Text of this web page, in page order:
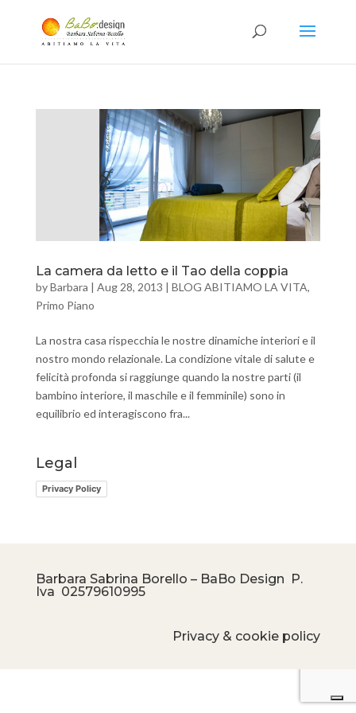
La camera da letto e il Tao della coppia
byBarbara | Aug 28, 2013 | BLOG ABITIAMO LA VITA,
Primo Piano
La nostra casa rispecchia le nostre dinamiche interiori e il
nostro mondo relazionale. La condizione vitale di salute e
felicità profonda si raggiunge quando la nostre parti (il
bambino interiore, il maschile e il femminile) sono in
equilibrio ed interagiscono fra...
Legal
Privacy Policy
Barbara Sabrina Borello – BaBo Design P.
Iva 02579610995
Privacy & cookie policy